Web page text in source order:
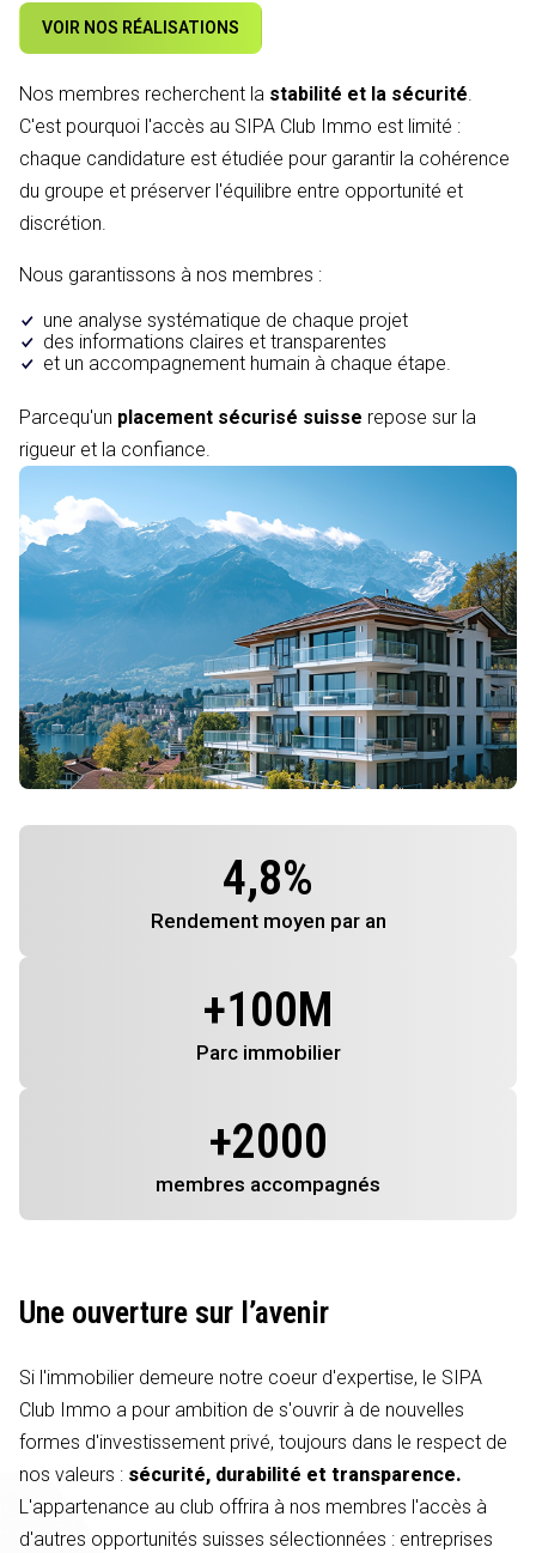
VOIR NOS RÉALISATIONS
Nos membres recherchent la stabilité et la sécurité.
C'est pourquoi l'accès au SIPA Club Immo est limité :
chaque candidature est étudiée pour garantir la cohérence
du groupe et préserver l'équilibre entre opportunité et
discrétion.
Nous garantissons à nos membres :
une analyse systématique de chaque projet
des informations claires et transparentes
et un accompagnement humain à chaque étape.
Parcequ'un placement sécurisé suisse repose sur la
rigueur et la confiance.
4,8%
Rendement moyen par an
+100M
Parc immobilier
+2000
membres accompagnés
Une ouverture sur l’avenir
Si l'immobilier demeure notre coeur d'expertise, le SIPA
Club Immo a pour ambition de s'ouvrir à de nouvelles
formes d'investissement privé, toujours dans le respect de
nos valeurs : sécurité, durabilité et transparence.
L'appartenance au club offrira à nos membres l'accès à
d'autres opportunités suisses sélectionnées : entreprises